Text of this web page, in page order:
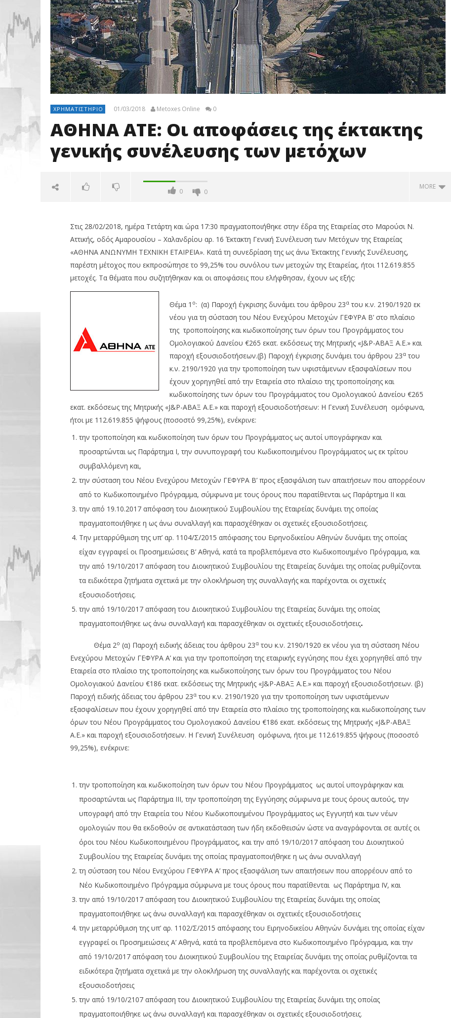
ΧΡΗΜΑΤΙΣΤΉΡΙΟ 01/03/2018 Metoxes Online 0
ΑΘΗΝΑ ΑΤΕ: Οι αποφάσεις της έκτακτης
γενικής συνέλευσης των μετόχων
0 0
MORE
NOW VIEWING
των μετόχων
01/03/2018
Metoxes
Wall: Άνω του 3% κέρδη, Dow
άνοδο 0,28%, S&P 500 0,62% &
Nasdaq κέρδη 1,3%
01/03/2018
Metoxes
Online
Ελληνική Αναπτυξιακή Τράπεζα,
ανοίγει δρόμο για δάνεια σε
μικρομεσαίες..
01/03/2018
Metoxes
Online
Στις 28/02/2018, ημέρα Τετάρτη και ώρα 17:30 πραγματοποιήθηκε στην έδρα της Εταιρείας στο Μαρούσι Ν.
Αττικής, οδός Αμαρουσίου – Χαλανδρίου αρ. 16 Έκτακτη Γενική Συνέλευση των Μετόχων της Εταιρείας
«ΑΘΗΝΑ ΑΝΩΝΥΜΗ ΤΕΧΝΙΚΗ ΕΤΑΙΡΕΙΑ». Κατά τη συνεδρίαση της ως άνω Έκτακτης Γενικής Συνέλευσης,
παρέστη μέτοχος που εκπροσώπησε το 99,25% του συνόλου των μετοχών της Εταιρείας, ήτοι 112.619.855
μετοχές. Τα θέματα που συζητήθηκαν και οι αποφάσεις που ελήφθησαν, έχουν ως εξής:
Θέμα 1 ο: (α) Παροχή έγκρισης δυνάμει του άρθρου 23ατου κ.ν. 2190/1920 εκ
νέου για τη σύσταση του Νέου Ενεχύρου Μετοχών ΓΕΦΥΡΑ Β’ στο πλαίσιο
της τροποποίησης και κωδικοποίησης των όρων του Προγράμματος του
Ομολογιακού Δανείου €265 εκατ. εκδόσεως της Μητρικής «J&P-ΑΒΑΞ Α.Ε.» και
παροχή εξουσιοδοτήσεων.(β) Παροχή έγκρισης δυνάμει του άρθρου 23ατου
κ.ν. 2190/1920 για την τροποποίηση των υφιστάμενων εξασφαλίσεων που
έχουν χορηγηθεί από την Εταιρεία στο πλαίσιο της τροποποίησης και
κωδικοποίησης των όρων του Προγράμματος του Ομολογιακού Δανείου €265
εκατ. εκδόσεως της Μητρικής «J&P-ΑΒΑΞ Α.Ε.» και παροχή εξουσιοδοτήσεων: Η Γενική Συνέλευση ομόφωνα,
ήτοι με 112.619.855 ψήφους (ποσοστό 99,25%), ενέκρινε:
την τροποποίηση και κωδικοποίηση των όρων του Προγράμματος ως αυτοί υπογράφηκαν και
προσαρτώνται ως Παράρτημα Ι, την συνυπογραφή του Κωδικοποιημένου Προγράμματος ως εκ τρίτου
συμβαλλόμενη και,
την σύσταση του Νέου Ενεχύρου Μετοχών ΓΕΦΥΡΑ Β’ προς εξασφάλιση των απαιτήσεων που απορρέουν
από το Κωδικοποιημένο Πρόγραμμα, σύμφωνα με τους όρους που παρατίθενται ως Παράρτημα ΙΙ και
την από 19.10.2017 απόφαση του Διοικητικού Συμβουλίου της Εταιρείας δυνάμει της οποίας
πραγματοποιήθηκε η ως άνω συναλλαγή και παρασχέθηκαν οι σχετικές εξουσιοδοτήσεις.
Την μεταρρύθμιση της υπ’ αρ. 1104/Σ/2015 απόφασης του Ειρηνοδικείου Αθηνών δυνάμει της οποίας
είχαν εγγραφεί οι Προσημειώσεις Β’ Αθηνά, κατά τα προβλεπόμενα στο Κωδικοποιημένο Πρόγραμμα, και
την από 19/10/2017 απόφαση του Διοικητικού Συμβουλίου της Εταιρείας δυνάμει της οποίας ρυθμίζονται
τα ειδικότερα ζητήματα σχετικά με την ολοκλήρωση της συναλλαγής και παρέχονται οι σχετικές
εξουσιοδοτήσεις.
την από 19/10/2017 απόφαση του Διοικητικού Συμβουλίου της Εταιρείας δυνάμει της οποίας
πραγματοποιήθηκε ως άνω συναλλαγή και παρασχέθηκαν οι σχετικές εξουσιοδοτήσεις.
Θέμα 2ο (α) Παροχή ειδικής άδειας του άρθρου 23ατου κ.ν. 2190/1920 εκ νέου για τη σύσταση Νέου
Ενεχύρου Μετοχών ΓΕΦΥΡΑ Α’ και για την τροποποίηση της εταιρικής εγγύησης που έχει χορηγηθεί από την
Εταιρεία στο πλαίσιο της τροποποίησης και κωδικοποίησης των όρων του Προγράμματος του Νέου
Ομολογιακού Δανείου €186 εκατ. εκδόσεως της Μητρικής «J&P-ΑΒΑΞ Α.Ε.» και παροχή εξουσιοδοτήσεων. (β)
Παροχή ειδικής άδειας του άρθρου 23ατου κ.ν. 2190/1920 για την τροποποίηση των υφιστάμενων
εξασφαλίσεων που έχουν χορηγηθεί από την Εταιρεία στο πλαίσιο της τροποποίησης και κωδικοποίησης των
όρων του Νέου Προγράμματος του Ομολογιακού Δανείου €186 εκατ. εκδόσεως της Μητρικής «J&P-ΑΒΑΞ
Α.Ε.» και παροχή εξουσιοδοτήσεων. Η Γενική Συνέλευση ομόφωνα, ήτοι με 112.619.855 ψήφους (ποσοστό
99,25%), ενέκρινε:
την τροποποίηση και κωδικοποίηση των όρων του Νέου Προγράμματος ως αυτοί υπογράφηκαν και
προσαρτώνται ως Παράρτημα ΙΙΙ, την τροποποίηση της Εγγύησης σύμφωνα με τους όρους αυτούς, την
υπογραφή από την Εταιρεία του Νέου Κωδικοποιημένου Προγράμματος ως Εγγυητή και των νέων
ομολογιών που θα εκδοθούν σε αντικατάσταση των ήδη εκδοθεισών ώστε να αναγράφονται σε αυτές οι
όροι του Νέου Κωδικοποιημένου Προγράμματος, και την από 19/10/2017 απόφαση του Διοικητικού
Συμβουλίου της Εταιρείας δυνάμει της οποίας πραγματοποιήθηκε η ως άνω συναλλαγή
τη σύσταση του Νέου Ενεχύρου ΓΕΦΥΡΑ Α’ προς εξασφάλιση των απαιτήσεων που απορρέουν από το
Νέο Κωδικοποιημένο Πρόγραμμα σύμφωνα με τους όρους που παρατίθενται ως Παράρτημα ΙV, και
την από 19/10/2017 απόφαση του Διοικητικού Συμβουλίου της Εταιρείας δυνάμει της οποίας
πραγματοποιήθηκε ως άνω συναλλαγή και παρασχέθηκαν οι σχετικές εξουσιοδοτήσεις
την μεταρρύθμιση της υπ’ αρ. 1102/Σ/2015 απόφασης του Ειρηνοδικείου Αθηνών δυνάμει της οποίας είχαν
εγγραφεί οι Προσημειώσεις Α’ Αθηνά, κατά τα προβλεπόμενα στο Κωδικοποιημένο Πρόγραμμα, και την
από 19/10/2017 απόφαση του Διοικητικού Συμβουλίου της Εταιρείας δυνάμει της οποίας ρυθμίζονται τα
ειδικότερα ζητήματα σχετικά με την ολοκλήρωση της συναλλαγής και παρέχονται οι σχετικές
εξουσιοδοτήσεις
την από 19/10/2107 απόφαση του Διοικητικού Συμβουλίου της Εταιρείας δυνάμει της οποίας
πραγματοποιήθηκε ως άνω συναλλαγή και παρασχέθηκαν οι σχετικές εξουσιοδοτήσεις.